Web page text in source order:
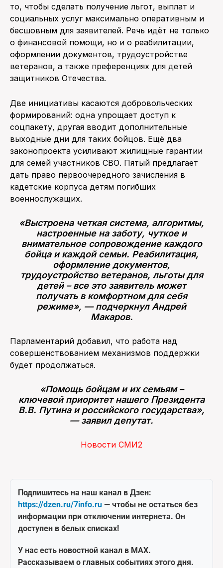
то, чтобы сделать получение льгот, выплат и
социальных услуг максимально оперативным и
бесшовным для заявителей. Речь идёт не только
о финансовой помощи, но и о реабилитации,
оформлении документов, трудоустройстве
ветеранов, а также преференциях для детей
защитников Отечества.
Две инициативы касаются добровольческих
формирований: одна упрощает доступ к
соцпакету, другая вводит дополнительные
выходные дни для таких бойцов. Ещё два
законопроекта усиливают жилищные гарантии
для семей участников СВО. Пятый предлагает
дать право первоочередного зачисления в
кадетские корпуса детям погибших
военнослужащих.
«Выстроена четкая система, алгоритмы,
настроенные на заботу, чуткое и
внимательное сопровождение каждого
бойца и каждой семьи. Реабилитация,
оформление документов,
трудоустройство ветеранов, льготы для
детей – все это заявитель может
получать в комфортном для себя
режиме», — подчеркнул Андрей
Макаров.
Парламентарий добавил, что работа над
совершенствованием механизмов поддержки
будет продолжаться.
«Помощь бойцам и их семьям –
ключевой приоритет нашего Президента
В.В. Путина и российского государства»,
— заявил депутат.
Новости СМИ2
Подпишитесь на наш канал в Дзен:
https://dzen.ru/7info.ru — чтобы не остаться без
информации при отключении интернета. Он
доступен в белых списках!
У нас есть новостной канал в MAX.
Рассказываем о главных событиях этого дня.